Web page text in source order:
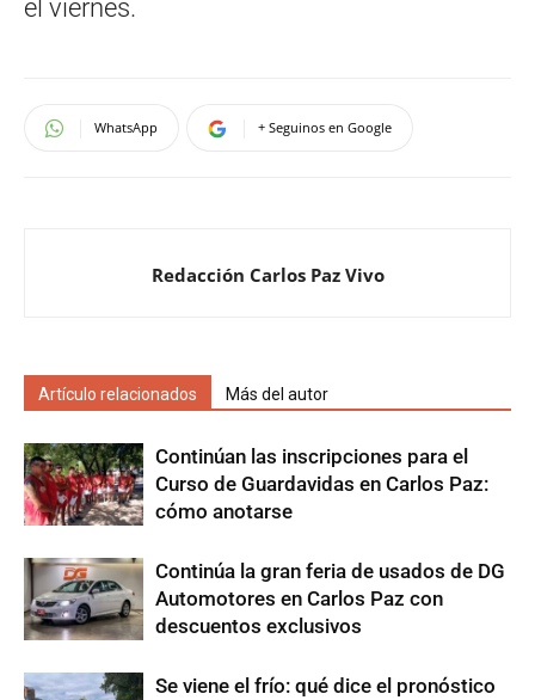
el viernes.
WhatsApp + Seguinos en Google
Redacción Carlos Paz Vivo
Artículo relacionados Más del autor
Continúan las inscripciones para el
Curso de Guardavidas en Carlos Paz:
cómo anotarse
Continúa la gran feria de usados de DG
Automotores en Carlos Paz con
descuentos exclusivos
Se viene el frío: qué dice el pronóstico